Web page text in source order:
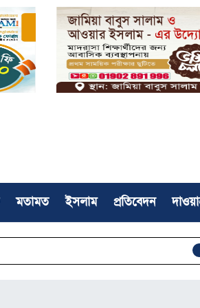
মতামত ইসলাম প্রতিবেদন